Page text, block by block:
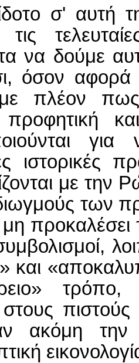
σ' αυτή
τις
να δούμε
όσον αφορά
πλέον
προφητική
ιστορικές
με την
των
μη
και
τρόπο,
ακόμη την